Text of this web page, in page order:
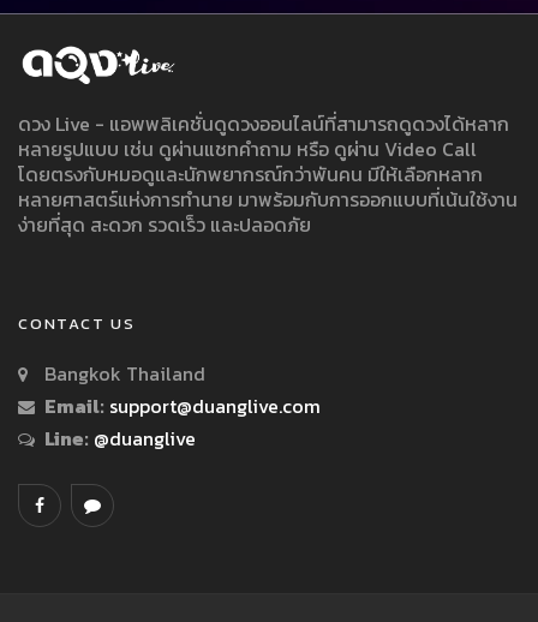
ดวง Live - แอพพลิเคชั่นดูดวงออนไลน์ที่สามารถดูดวงได้หลาก
หลายรูปแบบ เช่น ดูผ่านแชทคำถาม หรือ ดูผ่าน Video Call
โดยตรงกับหมอดูและนักพยากรณ์กว่าพันคน มีให้เลือกหลาก
หลายศาสตร์แห่งการทำนาย มาพร้อมกับการออกแบบที่เน้นใช้งาน
ง่ายที่สุด สะดวก รวดเร็ว และปลอดภัย
CONTACT US
Bangkok Thailand
Email: support@duanglive.com
Line: @duanglive